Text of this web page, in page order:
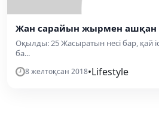
Жан сарайын жырмен ашқан
Оқылды: 25 Жасыратын несі бар, қай
ба...
8 желтоқсан 2018•Lifestyle